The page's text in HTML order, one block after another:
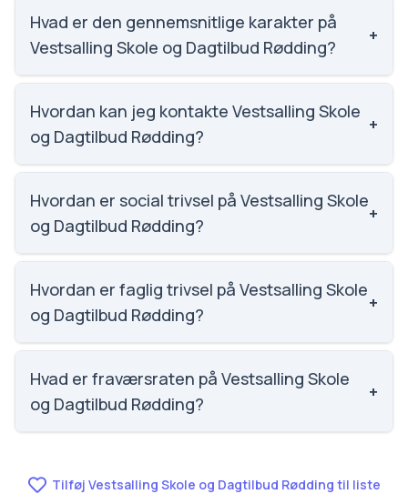
Dagtilbud Rødding.
Hvad er den gennemsnitlige karakter på
Vestsalling Skole og Dagtilbud Rødding?
+
Vi har ikke data om karaktergennemsnittet for
Vestsalling Skole og Dagtilbud Rødding.
Hvordan kan jeg kontakte Vestsalling Skole
og Dagtilbud Rødding?
+
Email: vsd@skivekommune.dk. Telefon: 9915 7500.
Adresse: Skolevej 1. Skoleleder: Helle Brink Nielsen.
Hvordan er social trivsel på Vestsalling Skole
og Dagtilbud Rødding?
+
Vi har ikke data om social trivsel for Vestsalling Skole
og Dagtilbud Rødding.
Hvordan er faglig trivsel på Vestsalling Skole
og Dagtilbud Rødding?
+
Vi har ikke data om faglig trivsel for Vestsalling Skole
og Dagtilbud Rødding.
Hvad er fraværsraten på Vestsalling Skole
og Dagtilbud Rødding?
+
Tilføj Vestsalling Skole og Dagtilbud Rødding til liste